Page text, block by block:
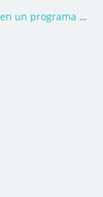
Mis hijas vivirán 3 meses en Dar es-Salam en un programa de prácticas